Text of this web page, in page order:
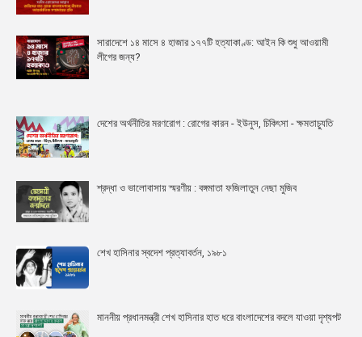
সারাদেশে ১৪ মাসে ৪ হাজার ১৭৭টি হত্যাকাণ্ড: আইন কি শুধু আওয়ামী
লীগের জন্য?
দেশের অর্থনীতির মরণরোগ : রোগের কারন - ইউনুস, চিকিৎসা - ক্ষমতাচ্যুতি
শ্রদ্ধা ও ভালোবাসায় স্মরণীয় : বঙ্গমাতা ফজিলাতুন নেছা মুজিব
শেখ হাসিনার স্বদেশ প্রত্যাবর্তন, ১৯৮১
মাননীয় প্রধানমন্ত্রী শেখ হাসিনার হাত ধরে বাংলাদেশের বদলে যাওয়া দৃশ্যপট